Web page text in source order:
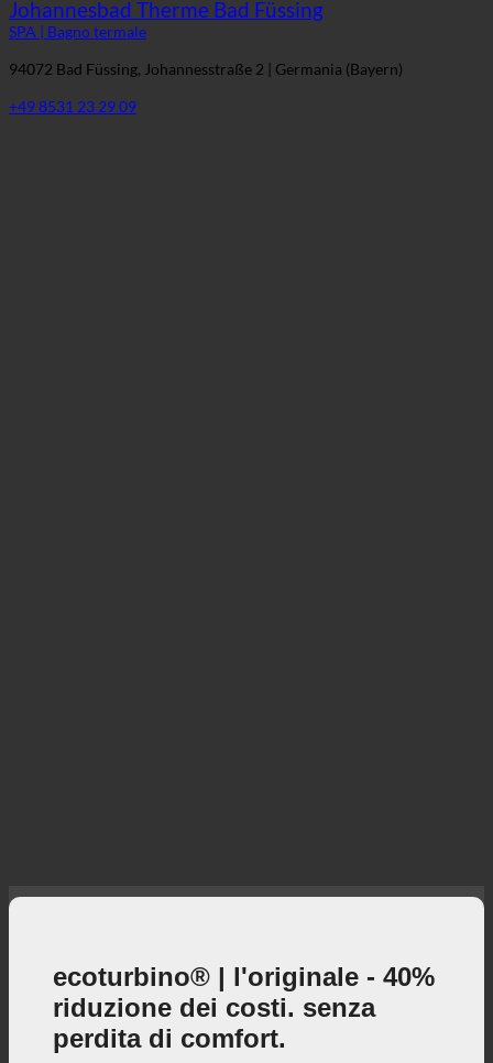
Johannesbad Therme Bad Füssing
SPA | Bagno termale
94072 Bad Füssing, Johannesstraße 2 | Germania (Bayern)
+49 8531 23 29 09
ecoturbino® | l'originale - 40%
riduzione dei costi. senza
perdita di comfort.